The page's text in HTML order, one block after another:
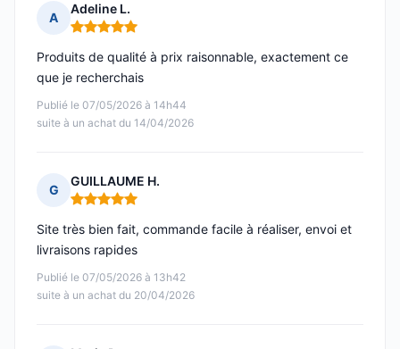
A
Adeline L.
Note : 5 sur 5
Publié le 07/05/2026 à 14h44
suite à un achat du 14/04/2026
Produits de qualité à prix raisonnable, exactement ce
que je recherchais
G
GUILLAUME H.
Note : 5 sur 5
Publié le 07/05/2026 à 13h42
suite à un achat du 20/04/2026
Site très bien fait, commande facile à réaliser, envoi et
livraisons rapides